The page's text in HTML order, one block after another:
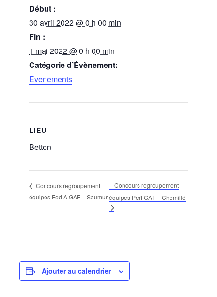
Début :
30 avril 2022 @ 0 h 00 min
Fin :
1 mai 2022 @ 0 h 00 min
Catégorie d’Évènement:
Evenements
LIEU
Betton
Concours regroupement
équipes Fed A GAF – Saumur
Concours regroupement
équipes Perf GAF – Chemillé
Ajouter au calendrier